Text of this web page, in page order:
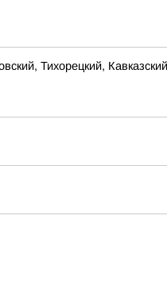
Тихорецкий,